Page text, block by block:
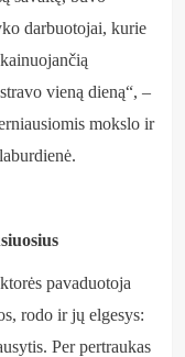
darbuotojai, kurie
vieną dieną“, –
mokslo ir
pavaduotoja
rodo ir jų elgesys:
Per pertraukas